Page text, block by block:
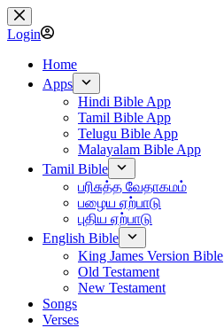
Skip
to
content
Login
Home
Apps
Hindi Bible App
Tamil Bible App
Telugu Bible App
Malayalam Bible App
Tamil Bible
பரிசுத்த வேதாகமம்
பழைய ஏற்பாடு
புதிய ஏற்பாடு
English Bible
King James Version Bible
Old Testament
New Testament
Songs
Verses